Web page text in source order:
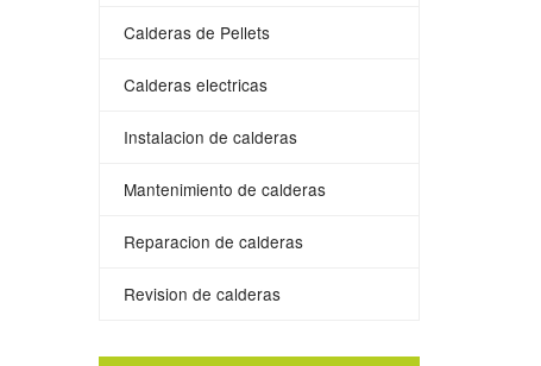
Calderas de Pellets
Calderas electricas
Instalacion de calderas
Mantenimiento de calderas
Reparacion de calderas
Revision de calderas